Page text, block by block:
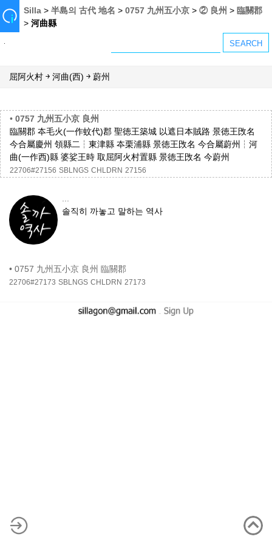
Silla >半島의 古代 地名 >0757 九州五小京 >② 良州 > 臨關郡
>河曲縣
屈阿火村 ￫ 河曲(西) ￫ 蔚州
• 0757 九州五小京 良州
臨關郡 夲毛火(一作蚊代)郡 聖徳王築城 以遮日本賊路 景徳王攺名
今合屬慶州 領縣二┆東津縣 夲栗浦縣 景徳王攺名 今合屬蔚州┆河
曲(一作西)縣 婆娑王時 取屈阿火村置縣 景徳王攺名 今蔚州
22706#27156 SBLNGS CHLDRN 27156
...
솔직히 까놓고 말하는 역사
• 0757 九州五小京 良州 臨關郡
22706#27173 SBLNGS CHLDRN 27173
-